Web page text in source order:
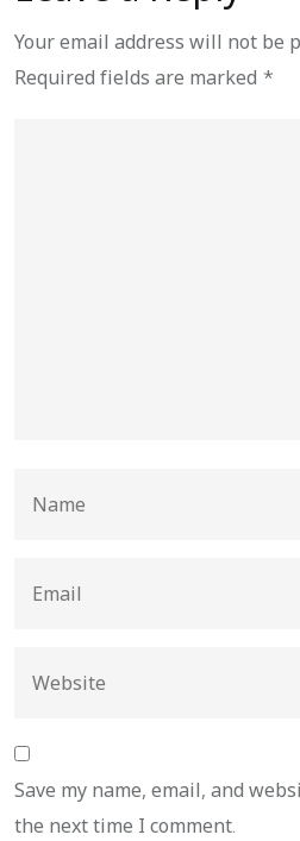
Your email address will not be
Required fields are marked *
Save my name, email, and
the next time I comment.